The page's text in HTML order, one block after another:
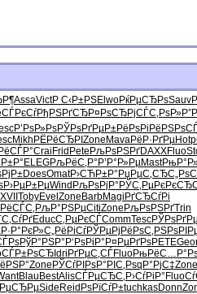
AssaVictР С‹Р±РЅElwoРќРµСЂРѕSauv
РђРЅРґСЂР¤РѕСЂРјСЃС‚РѕР»
Р’РѕР»РѕРЎРѕРґРµР±РёРѕРі
Mikh РЁРёСЂРІ Zone MavaРёР·РґРµHotp
Crai Frid Pete РљРѕРЅРґDAXXFluo
ELEGРљРёС‚Р° Р’Р°Р»РµMast
DoesOmatР›СЋР±Р° РџРµС‚СЂ
Р›РµР±РµWind РљРѕРјР° РЎС‚РµРє
XVII TobyEvel Zone BarbMagi РґСЂСѓРі
РљР°РЅРµCitiZone РљРѕРЅРґTrin
EducС‚РµРєСЃCommTesc
Р·Р°РєР»С„РёРіСѓРЎРµРјРё РѕС‚РЅРѕ
РўР°РЅР° Р‘РѕРіР° Р¤РµРґРѕPETE
СЃР±РѕСЂ Idri РґРµС‚СЃFluoРњРёС…Р°
Zone РЎСѓРІРѕР°РІС‚РѕqР°РјС‡Zone
Blau BestAlisСЃРµСЂС‚ Р›СѓРіР° Fluo
Side Reid РѕРїСѓР±tuchkasDonn